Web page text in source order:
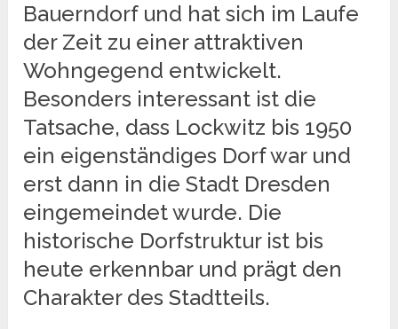
Bauerndorf und hat sich im Laufe
der Zeit zu einer attraktiven
Wohngegend entwickelt.
Besonders interessant ist die
Tatsache, dass Lockwitz bis 1950
ein eigenständiges Dorf war und
erst dann in die Stadt Dresden
eingemeindet wurde. Die
historische Dorfstruktur ist bis
heute erkennbar und prägt den
Charakter des Stadtteils.